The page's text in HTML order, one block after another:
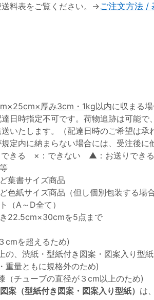
料表をご覧ください。→ご注文方法 /
厚み3cm・1kg以内に収まる場
日時指定不可です。荷物追跡は可能で
いたします。（配達日時のご希望は承
定内に納まらない場合には、受注後
できる ×：できない ▲：お送りできる
葉書サイズ商品
色紙サイズ商品（但し個別包装する場
（A～D全て）
22.5cm×30cmを5点まで
cmを超えるため)
の、渋紙・型紙付き図案・図案入り型
重量ともに規格外のため)
（チューブの直径が３cm以上のため)
案（型紙付き図案・図案入り型紙） は